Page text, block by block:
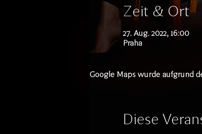
Zeit & Ort
27. Aug. 2022, 16:00
Praha
Google Maps wurde aufgrund
Diese